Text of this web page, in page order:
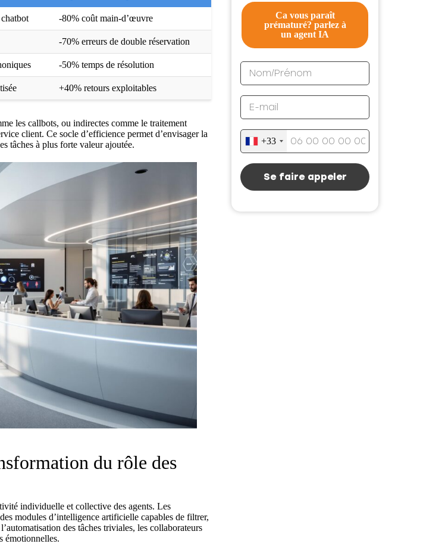
-80% coût main-d’œuvre
-70% erreurs de double réservation
-50% temps de résolution
+40% retours exploitables
les callbots, ou indirectes comme le traitement
client. Ce socle d’efficience permet d’envisager la
tâches à plus forte valeur ajoutée.
du rôle des
individuelle et collective des agents. Les
modules d’intelligence artificielle capables de filtrer,
des tâches triviales, les collaborateurs
émotionnelles.
Ca vous paraît
prématuré? parlez à
un agent IA
+33
Se faire appeler